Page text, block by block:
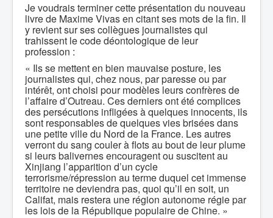
Je voudrais terminer cette présentation du nouveau
livre de Maxime Vivas en citant ses mots de la fin. Il
y revient sur ses collègues journalistes qui
trahissent le code déontologique de leur
profession :
« Ils se mettent en bien mauvaise posture, les
journalistes qui, chez nous, par paresse ou par
intérêt, ont choisi pour modèles leurs confrères de
l’affaire d’Outreau. Ces derniers ont été complices
des persécutions infligées à quelques innocents, ils
sont responsables de quelques vies brisées dans
une petite ville du Nord de la France. Les autres
verront du sang couler à flots au bout de leur plume
si leurs balivernes encouragent ou suscitent au
Xinjiang l’apparition d’un cycle
terrorisme/répression au terme duquel cet immense
territoire ne deviendra pas, quoi qu’il en soit, un
Califat, mais restera une région autonome régie par
les lois de la République populaire de Chine. »